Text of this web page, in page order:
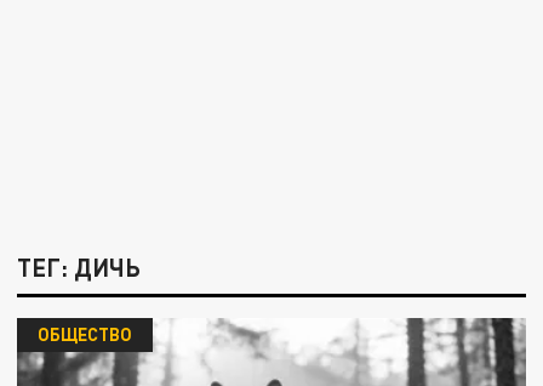
ТЕГ: ДИЧЬ
ОБЩЕСТВО